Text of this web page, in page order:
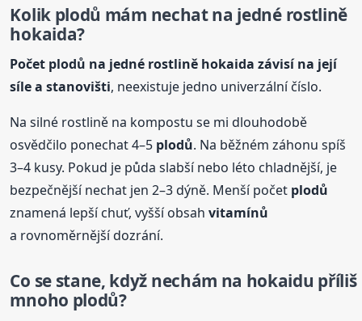
Kolik plodů mám nechat na jedné rostlině
hokaida?
Počet plodů na jedné rostlině hokaida závisí na její
síle a stanovišti, neexistuje jedno univerzální číslo.
Na silné rostlině na kompostu se mi dlouhodobě
osvědčilo ponechat 4–5 plodů. Na běžném záhonu spíš
3–4 kusy. Pokud je půda slabší nebo léto chladnější, je
bezpečnější nechat jen 2–3 dýně. Menší počet plodů
znamená lepší chuť, vyšší obsahvitamínů
a rovnoměrnější dozrání.
Co se stane, když nechám na hokaidu příliš
mnoho plodů?